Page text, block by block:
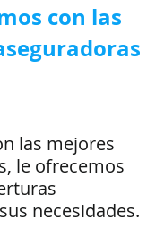
con las
las mejores
le ofrecemos
necesidades.